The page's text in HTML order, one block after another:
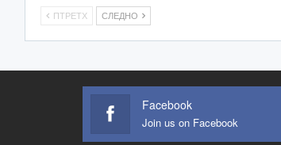
ПТРЕТХ СЛЕДНО
Facebook
Join us on Facebook